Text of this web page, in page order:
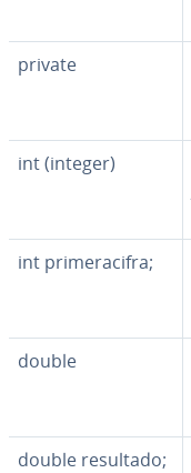
private
int (integer)
int pri­me­ra­ci­fra;
double
double resultado;